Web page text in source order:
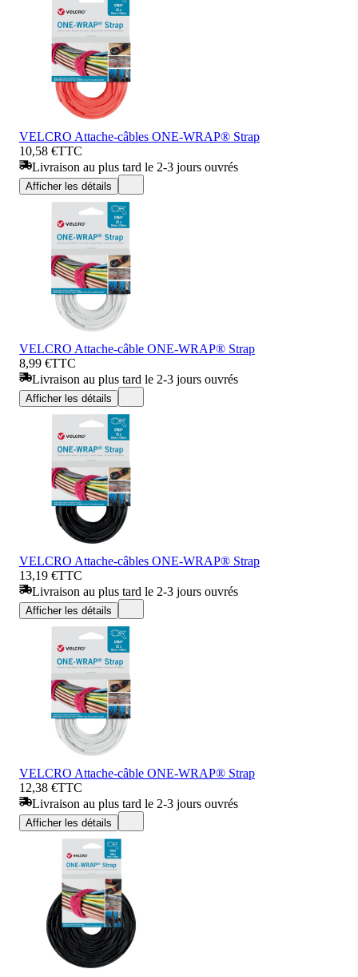
VELCRO Attache-câbles ONE-WRAP® Strap
10,58 €TTC
Livraison au plus tard le 2-3 jours ouvrés
Afficher les détails
VELCRO Attache-câble ONE-WRAP® Strap
8,99 €TTC
Livraison au plus tard le 2-3 jours ouvrés
Afficher les détails
VELCRO Attache-câbles ONE-WRAP® Strap
13,19 €TTC
Livraison au plus tard le 2-3 jours ouvrés
Afficher les détails
VELCRO Attache-câble ONE-WRAP® Strap
12,38 €TTC
Livraison au plus tard le 2-3 jours ouvrés
Afficher les détails